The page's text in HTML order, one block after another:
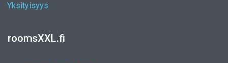
Yksityisyys
roomsXXL.fi